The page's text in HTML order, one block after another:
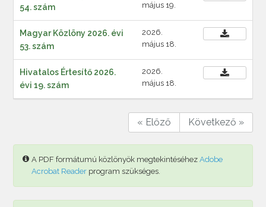
54. szám
május 19.
Magyar Közlöny 2026. évi
53. szám
2026.
május 18.
Hivatalos Értesítő 2026.
évi 19. szám
2026.
május 18.
« Előző Következő »
A PDF formátumú közlönyök megtekintéséhezAdobe
Acrobat Reader program szükséges.